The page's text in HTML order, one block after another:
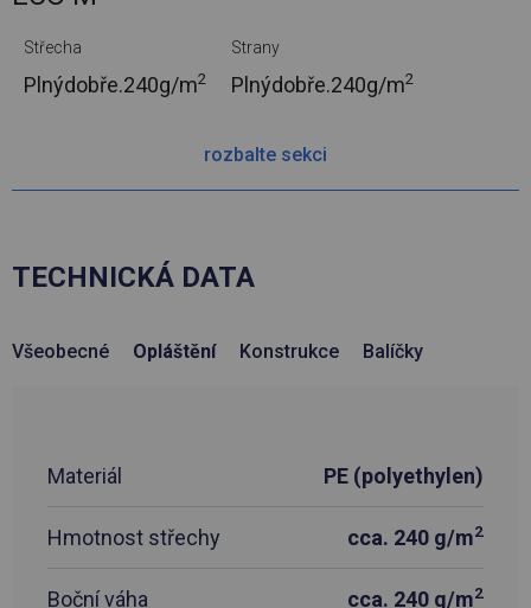
Střecha
Plnýdobře.240g/m2
Strany
Plnýdobře.240g/m2
rozbalte sekci
TECHNICKÁ DATA
Všeobecné Opláštění Konstrukce Balíčky
Materiál PE (polyethylen)
Hmotnost střechy cca. 240 g/m2
Boční váha cca. 240 g/m2